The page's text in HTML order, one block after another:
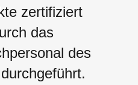
zertifiziert
das
des